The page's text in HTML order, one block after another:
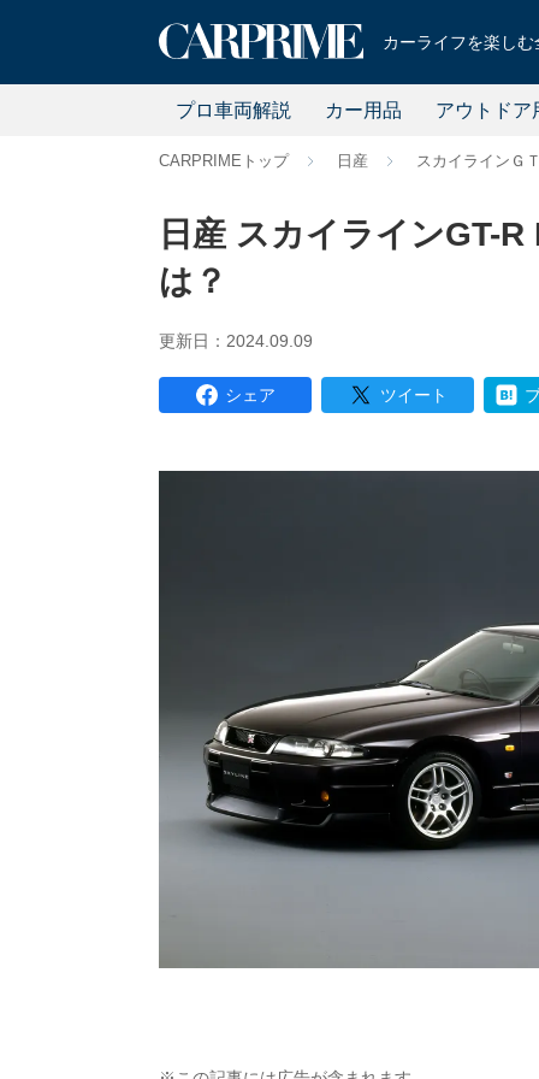
カーライフを楽し
プロ車両解説 カー用品 アウトドア
CARPRIMEトップ 日産 スカイラインＧ
日産 スカイラインGT-
は？
更新日：2024.09.09
シェア ツイート